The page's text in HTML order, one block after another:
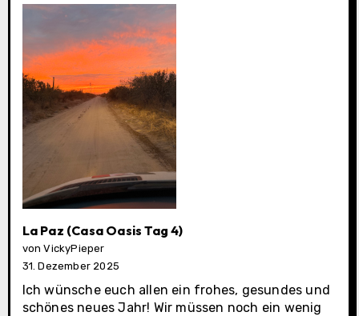
Oasis
letzter
Tag)
La Paz (Casa Oasis Tag 4)
von VickyPieper
31. Dezember 2025
Ich wünsche euch allen ein frohes, gesundes und
schönes neues Jahr! Wir müssen noch ein wenig